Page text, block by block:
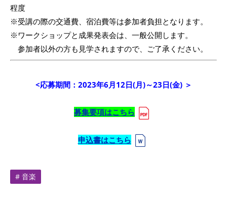
程度
※受講の際の交通費、宿泊費等は参加者負担となります。
※ワークショップと成果発表会は、一般公開します。
参加者以外の方も見学されますので、ご了承ください。
<応募期間：2023年6月12日(月)～23日(金) ＞
募集要項はこちら
申込書はこちら
# 音楽